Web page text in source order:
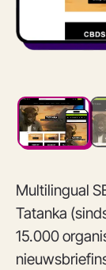
Multilingual
Tatanka
15.000